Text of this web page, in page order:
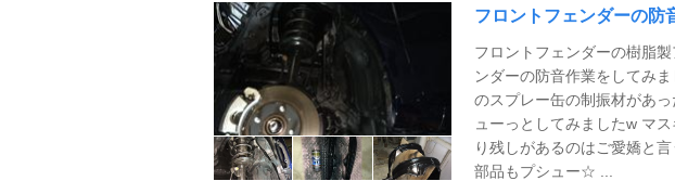
フロントフェンダーの防
フロントフェンダーの樹脂
ンダーの防音作業をしてみ
のスプレー缶の制振材があ
ューっとしてみましたw マ
り残しがあるのはご愛嬌と
部品もプシュー☆ ...